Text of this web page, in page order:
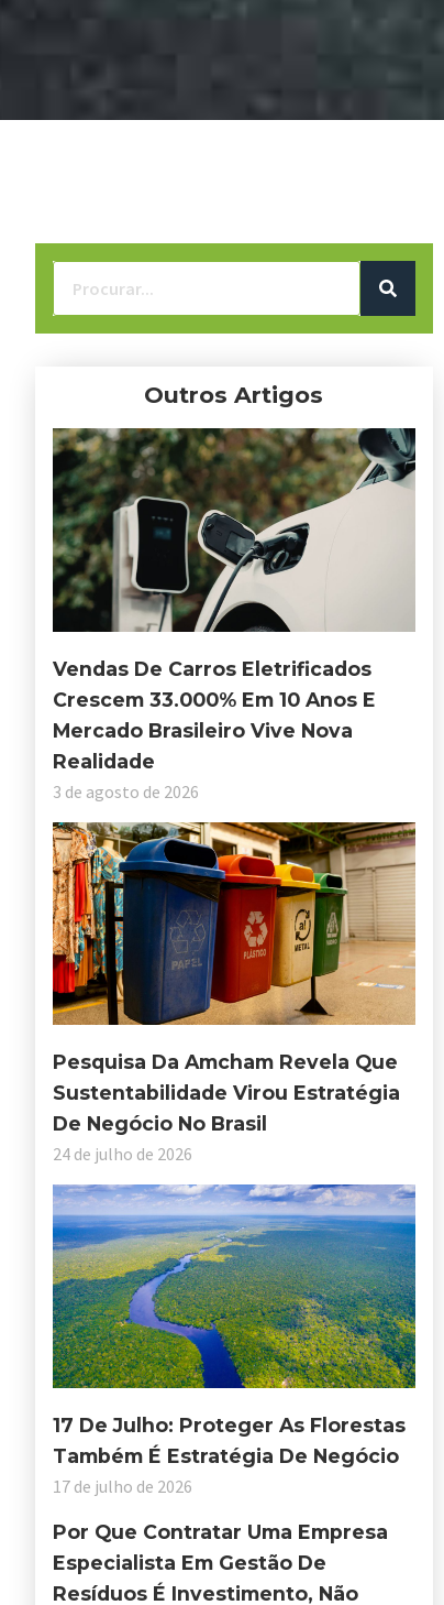
Outros Artigos
Vendas De Carros Eletrificados
Crescem 33.000% Em 10 Anos E
Mercado Brasileiro Vive Nova
Realidade
3 de agosto de 2026
Pesquisa Da Amcham Revela Que
Sustentabilidade Virou Estratégia
De Negócio No Brasil
24 de julho de 2026
17 De Julho: Proteger As Florestas
Também É Estratégia De Negócio
17 de julho de 2026
Por Que Contratar Uma Empresa
Especialista Em Gestão De
Resíduos É Investimento, Não